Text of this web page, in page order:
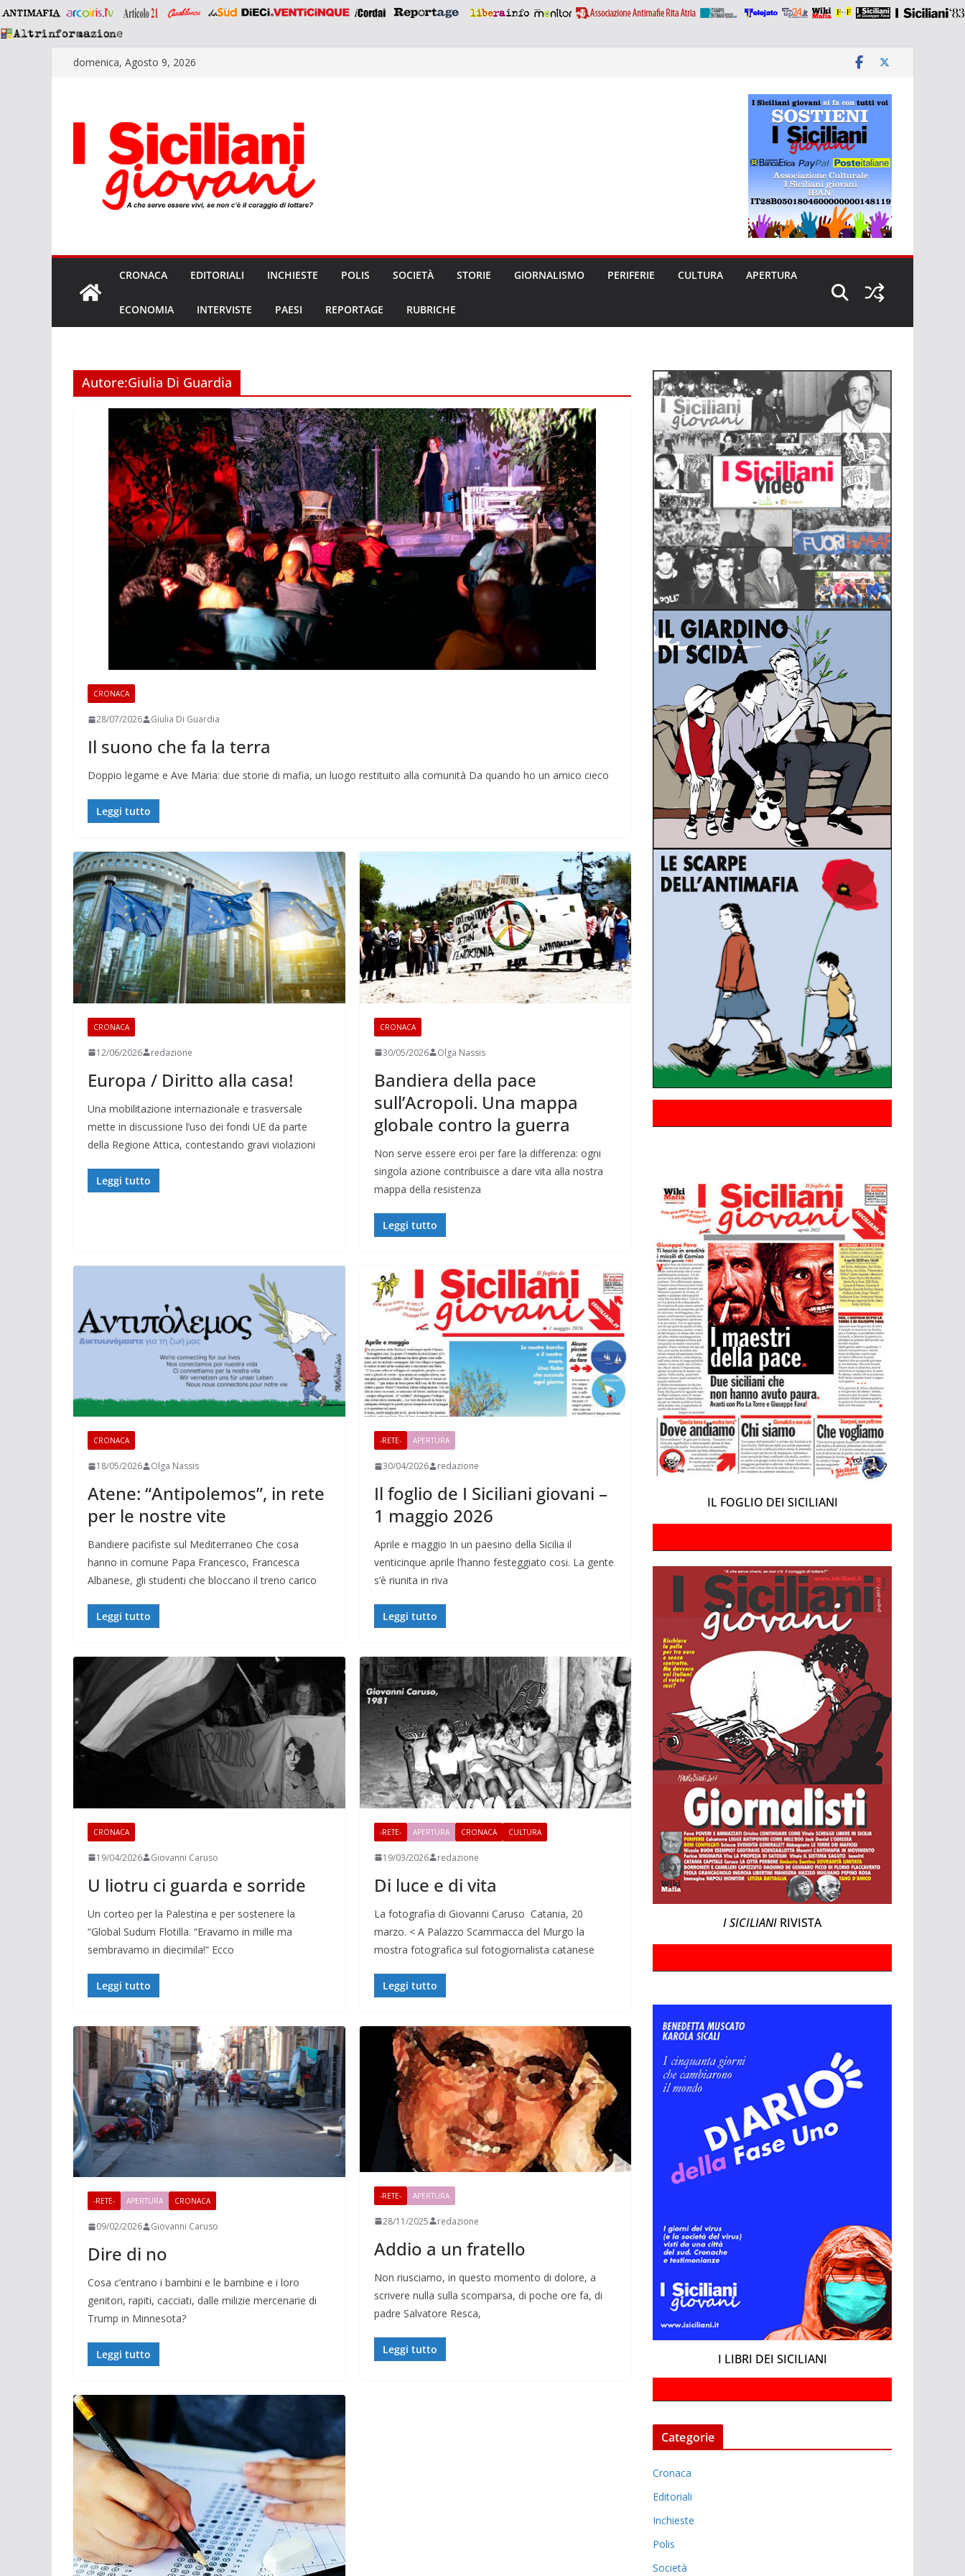
Saltadomenica, Agosto 9, 2026
CRONACA EDITORIALI INCHIESTE POLIS SOCIETÀ STORIE GIORNALISMO PERIFERIE CULTURA APERTURA
ECONOMIA INTERVISTE PAESI REPORTAGE RUBRICHE
Autore:Giulia Di Guardia
CRONACA
28/07/2026 Giulia Di Guardia
Il suono che fa la terra
Doppio legame e Ave Maria: due storie di mafia, un luogo restituito alla comunità Da quando ho un amico cieco
Leggi tutto
CRONACA
12/06/2026 redazione
Europa / Diritto alla casa!
Una mobilitazione internazionale e trasversale
mette in discussione l’uso dei fondi UE da parte
della Regione Attica, contestando gravi violazioni
Leggi tutto
CRONACA
30/05/2026 Olga Nassis
Bandiera della pace
sull’Acropoli. Una mappa
globale contro la guerra
Non serve essere eroi per fare la differenza: ogni
singola azione contribuisce a dare vita alla nostra
mappa della resistenza
Leggi tutto
CRONACA
18/05/2026 Olga Nassis
Atene: “Antipolemos”, in rete
per le nostre vite
Bandiere pacifiste sul Mediterraneo Che cosa
hanno in comune Papa Francesco, Francesca
Albanese, gli studenti che bloccano il treno carico
Leggi tutto
-RETE- APERTURA
30/04/2026 redazione
Il foglio de I Siciliani giovani –
1 maggio 2026
Aprile e maggio In un paesino della Sicilia il
venticinque aprile l’hanno festeggiato cosi. La gente
s’è riunita in riva
Leggi tutto
CRONACA
19/04/2026 Giovanni Caruso
U liotru ci guarda e sorride
Un corteo per la Palestina e per sostenere la
“Global Sudum Flotilla. “Eravamo in mille ma
sembravamo in diecimila!” Ecco
Leggi tutto
-RETE- APERTURA CRONACA CULTURA
19/03/2026 redazione
Di luce e di vita
La fotografia di Giovanni Caruso Catania, 20
marzo. < A Palazzo Scammacca del Murgo la
mostra fotografica sul fotogiornalista catanese
Leggi tutto
-RETE- APERTURA CRONACA
09/02/2026 Giovanni Caruso
Dire di no
Cosa c’entrano i bambini e le bambine e i loro
genitori, rapiti, cacciati, dalle milizie mercenarie di
Trump in Minnesota?
Leggi tutto
-RETE- APERTURA
28/11/2025 redazione
Addio a un fratello
Non riusciamo, in questo momento di dolore, a
scrivere nulla sulla scomparsa, di poche ore fa, di
padre Salvatore Resca,
Leggi tutto
IL FOGLIO DEI SICILIANI
I SICILIANI RIVISTA
I LIBRI DEI SICILIANI
Categorie
Cronaca
Editoriali
Inchieste
Polis
Società